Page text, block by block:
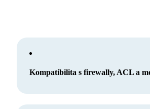
Kompatibilita s firewally, ACL a